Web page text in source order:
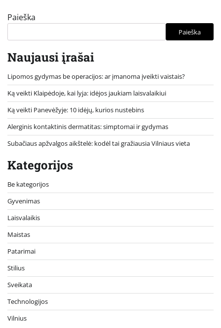
Paieška
Paieška
Naujausi įrašai
Lipomos gydymas be operacijos: ar įmanoma įveikti vaistais?
Ką veikti Klaipėdoje, kai lyja: idėjos jaukiam laisvalaikiui
Ką veikti Panevėžyje: 10 idėjų, kurios nustebins
Alerginis kontaktinis dermatitas: simptomai ir gydymas
Subačiaus apžvalgos aikštelė: kodėl tai gražiausia Vilniaus vieta
Kategorijos
Be kategorijos
Gyvenimas
Laisvalaikis
Maistas
Patarimai
Stilius
Sveikata
Technologijos
Vilnius